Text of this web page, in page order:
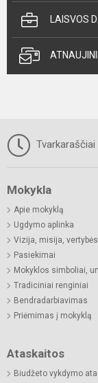
LAISVOS
Tvarkaraščiai
Mokykla
Apie mokyklą
Ugdymo aplinka
Vizija, misija, vertybės
Pasiekimai
Mokyklos simboliai,
Tradiciniai renginiai
Bendradarbiavimas
Priėmimas į mokyklą
Ataskaitos
Biudžeto vykdymo